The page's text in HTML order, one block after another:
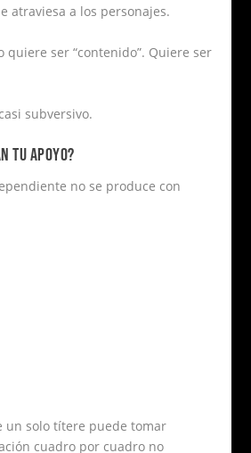
atraviesa a los personajes.
quiere ser “contenido”. Quiere ser
subversivo.
TU APOYO?
no se produce con
un solo títere puede tomar
cuadro por cuadro no